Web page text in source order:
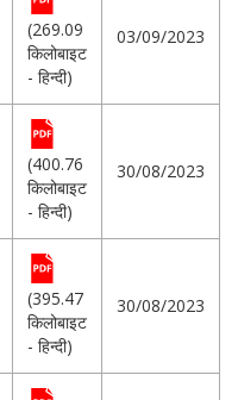
(269.09
किलोबाइट
- हिन्दी)
03/09/2023
(400.76
किलोबाइट
- हिन्दी)
30/08/2023
(395.47
किलोबाइट
- हिन्दी)
30/08/2023